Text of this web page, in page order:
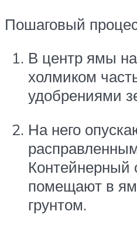
Пошаговый
В центр ямы
холмиком
удобрениями
На него
Контейнерный
помещают в
грунтом.